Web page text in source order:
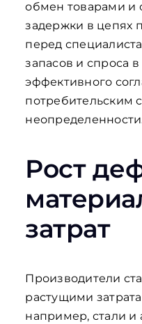
обмен товарами и
задержки в цепях
перед
запасов и спроса
эффективного
потребительским
Рост
затрат
Производители
растущими
например, стали